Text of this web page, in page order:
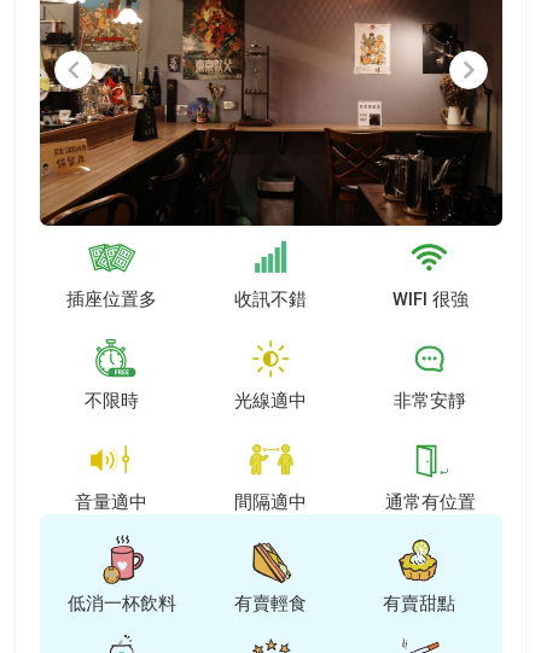
插座位置多 收訊不錯 WIFI 很強
不限時 光線適中 非常安靜
音量適中 間隔適中 通常有位置
低消一杯飲料 有賣輕食 有賣甜點